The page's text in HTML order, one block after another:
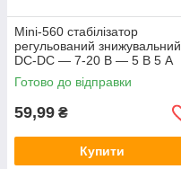
Mini-560 стабілізатор
регульований знижувальний
DC-DC — 7-20 В — 5 В 5 А
mini560
Готово до відправки
59,99 ₴
Купити